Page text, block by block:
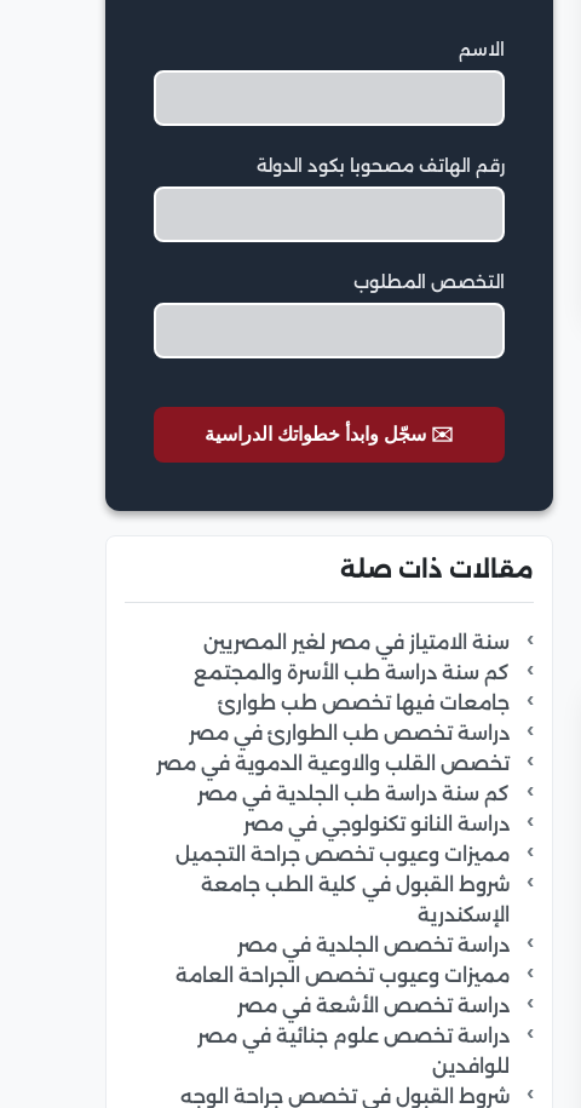
الاسم
رقم الهاتف مصحوبا بكود الدولة
التخصص المطلوب
✉️ سجّل وابدأ خطواتك الدراسية
مقالات ذات صلة
سنة الامتياز في مصر لغير المصريين
كم سنة دراسة طب الأسرة والمجتمع
جامعات فيها تخصص طب طوارئ
دراسة تخصص طب الطوارئ في مصر
تخصص القلب والاوعية الدموية في مصر
كم سنة دراسة طب الجلدية في مصر
دراسة النانو تكنولوجي في مصر
مميزات وعيوب تخصص جراحة التجميل
شروط القبول في كلية الطب جامعة
الإسكندرية
دراسة تخصص الجلدية في مصر
مميزات وعيوب تخصص الجراحة العامة
دراسة تخصص الأشعة في مصر
دراسة تخصص علوم جنائية في مصر
للوافدين
شروط القبول في تخصص جراحة الوجه